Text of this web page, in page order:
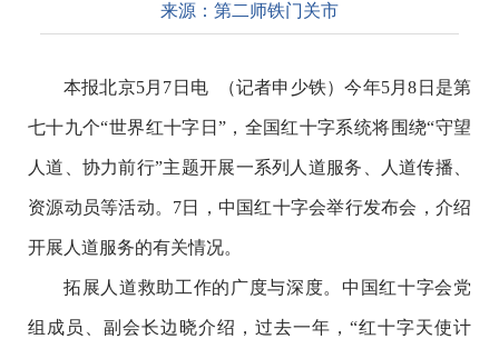
来源： 第二师铁门关市
本报北京5月7日电 （记者申少铁）今年5月8日是第
七十九个“世界红十字日”，全国红十字系统将围绕“守望
人道、协力前行”主题开展一系列人道服务、人道传播、
资源动员等活动。7日，中国红十字会举行发布会，介绍
开展人道服务的有关情况。
拓展人道救助工作的广度与深度。中国红十字会党
组成员、副会长边晓介绍，过去一年，“红十字天使计